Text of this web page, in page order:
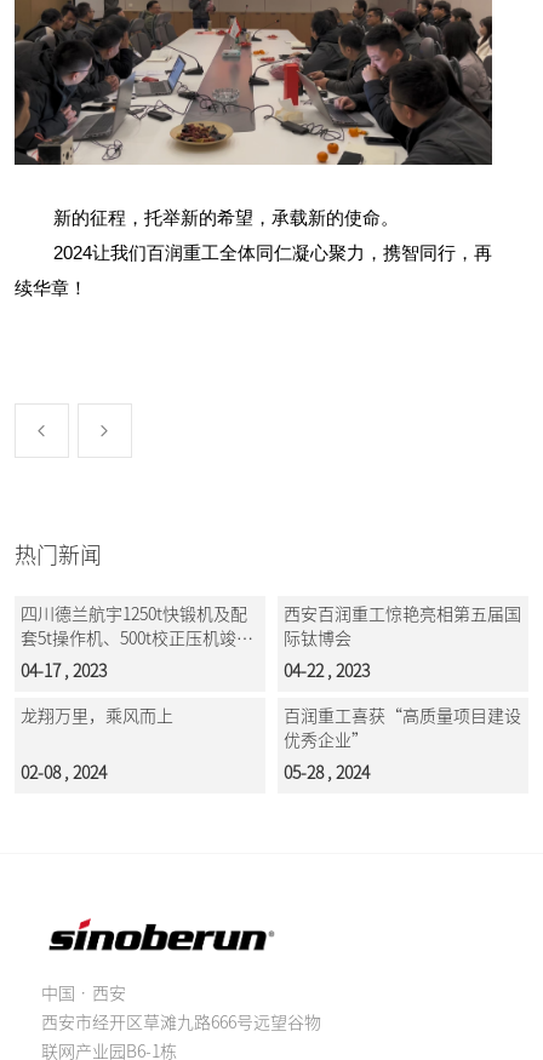
新的征程，托举新的希望，承载新的使命。
2024让我们百润重工全体同仁凝心聚力，携智同行，再
续华章！
 
热门新闻
四川德兰航宇1250t快锻机及配
套5t操作机、500t校正压机竣工
投产
04-17 , 2023
西安百润重工惊艳亮相第五届国
际钛博会
04-22 , 2023
龙翔万里，乘风而上
02-08 , 2024
百润重工喜获“高质量项目建设
优秀企业”
05-28 , 2024
中国 · 西安
西安市经开区草滩九路666号远望谷物
联网产业园B6-1栋